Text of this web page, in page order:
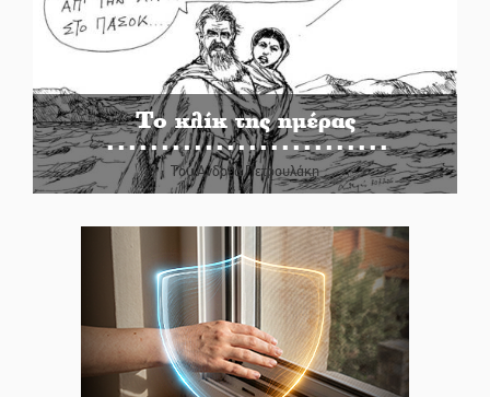
Το κλίκ της ημέρας
Του Ανδρέα Πετρουλάκη